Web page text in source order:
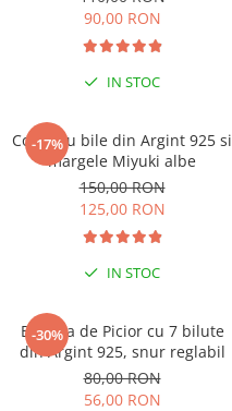
90,00 RON
IN STOC
-17%
Colier cu bile din Argint 925 si
margele Miyuki albe
150,00 RON
125,00 RON
IN STOC
-30%
Bratara de Picior cu 7 bilute
din Argint 925, snur reglabil
80,00 RON
56,00 RON